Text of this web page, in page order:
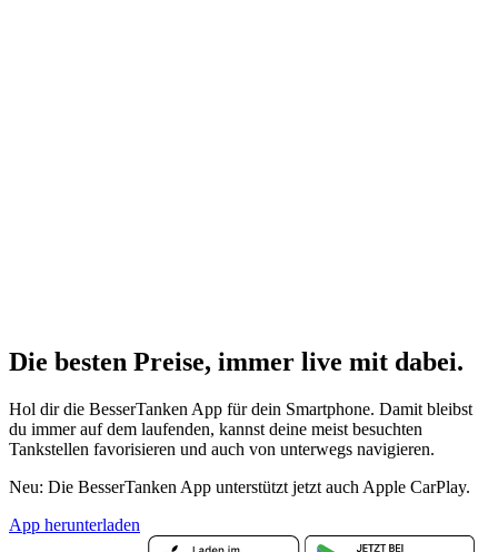
Die besten Preise, immer live mit dabei.
Hol dir die BesserTanken App für dein Smartphone. Damit bleibst
du immer auf dem laufenden, kannst deine meist besuchten
Tankstellen favorisieren und auch von unterwegs navigieren.
Neu: Die BesserTanken App unterstützt jetzt auch Apple CarPlay.
App herunterladen